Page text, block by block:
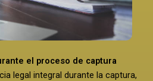
el proceso de captura
legal integral durante la captura,